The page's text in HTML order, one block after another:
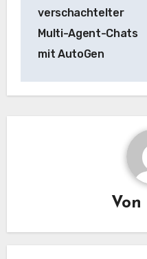
verschachtelter
Multi-Agent-Chats
mit AutoGen
Von